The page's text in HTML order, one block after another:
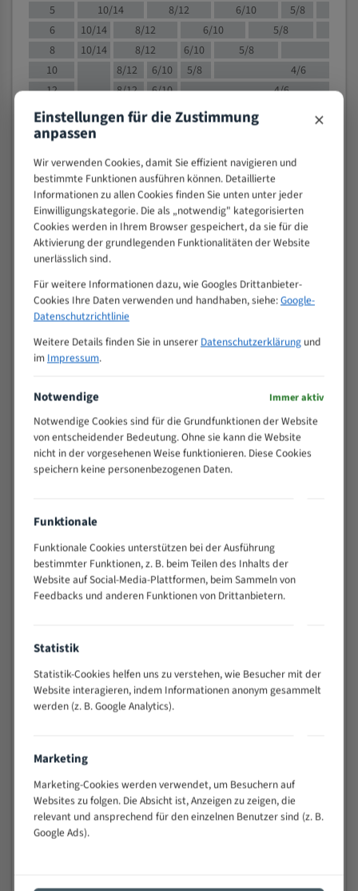
5
10/14 8/12 6/10
5/8
6
10/14 8/12 6/10
5/8
8
10/14 8/12 6/10 5/8
10
8/12 6/10 5/8
4/6
12
8/12 6/10
4/6
15
8/12 6/10
4/5
20
50
4/5
80
> 100
VOLLMATERIAL
M (mm)
Zoll (ZpZ))
>
25
10/14
15 - 40
8/12
25 - 50
50 - 120
80 - 180
3/4
130 -
350
2/3
150 -
600
> 500
0,75/1,25
Vorteile:
Vielseitiges Bandsägeblatt für verschiedenste
Widerstandsfähig gegen Zahnbruch auch bei
wechselnde Verbindungslängen)
Sehr geringe Vibration
Technische Beschreibung:
Positiver Spanwinkel
Bandkörper aus hochlegiertem Federstahl
Legierte HSS-beschichtete Zahnspitzen
Einstellungen für die Zustimmung
anpassen ×
Wir verwenden Cookies, damit Sie effizient navigieren und
bestimmte Funktionen ausführen können. Detaillierte
Informationen zu allen Cookies finden Sie unten unter jeder
Einwilligungskategorie. Die als „notwendig" kategorisierten
Cookies werden in Ihrem Browser gespeichert, da sie für die
Aktivierung der grundlegenden Funktionalitäten der Website
unerlässlich sind.
Für weitere Informationen dazu, wie Googles Drittanbieter-
Cookies Ihre Daten verwenden und handhaben, siehe:Google-
Datenschutzrichtlinie
Weitere Details finden Sie in unserer Datenschutzerklärungund
im Impressum.
Notwendige Immer aktiv
Notwendige Cookies sind für die Grundfunktionen der Website
von entscheidender Bedeutung. Ohne sie kann die Website
nicht in der vorgesehenen Weise funktionieren. Diese Cookies
speichern keine personenbezogenen Daten.
Funktionale
Funktionale Cookies unterstützen bei der Ausführung
bestimmter Funktionen, z. B. beim Teilen des Inhalts der
Website auf Social-Media-Plattformen, beim Sammeln von
Feedbacks und anderen Funktionen von Drittanbietern.
Statistik
Statistik-Cookies helfen uns zu verstehen, wie Besucher mit der
Website interagieren, indem Informationen anonym gesammelt
werden (z. B. Google Analytics).
Marketing
Marketing-Cookies werden verwendet, um Besuchern auf
Websites zu folgen. Die Absicht ist, Anzeigen zu zeigen, die
relevant und ansprechend für den einzelnen Benutzer sind (z. B.
Google Ads).